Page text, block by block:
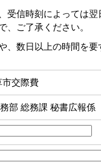
受信時刻によっては
、ご了承ください。
、数日以上の時間を
市交際費
部 総務課 秘書広報係